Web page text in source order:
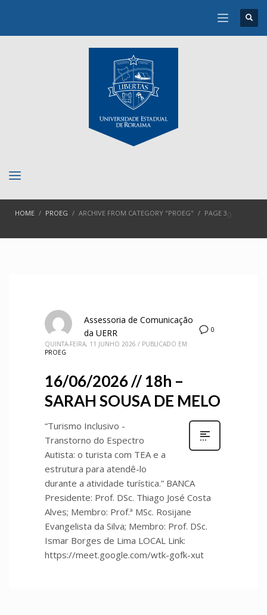
HOME PROEG ARCHIVE FROM CATEGORY "PROEG" (
PAGE 3 )
0
Assessoria de Comunicação
da UERR
QUINTA-FEIRA, 11 JUNHO 2026 / PUBLICADO EM
PROEG
16/06/2026 // 18h –
SARAH SOUSA DE MELO
“Turismo Inclusivo -
Transtorno do Espectro
Autista: o turista com TEA e a
estrutura para atendê-lo
durante a atividade turística.” BANCA
Presidente: Prof. DSc. Thiago José Costa
Alves; Membro: Prof.ª MSc. Rosijane
Evangelista da Silva; Membro: Prof. DSc.
Ismar Borges de Lima LOCAL Link:
https://meet.google.com/wtk-gofk-xut